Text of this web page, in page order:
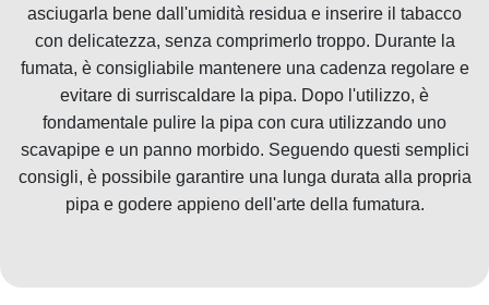
asciugarla bene dall'umidità residua e inserire il tabacco
con delicatezza, senza comprimerlo troppo. Durante la
fumata, è consigliabile mantenere una cadenza regolare e
evitare di surriscaldare la pipa. Dopo l'utilizzo, è
fondamentale pulire la pipa con cura utilizzando uno
scavapipe e un panno morbido. Seguendo questi semplici
consigli, è possibile garantire una lunga durata alla propria
pipa e godere appieno dell'arte della fumatura.